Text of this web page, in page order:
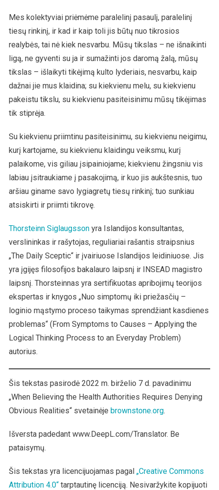
Mes kolektyviai priėmėme paralelinį pasaulį, paralelinį
tiesų rinkinį, ir kad ir kaip toli jis būtų nuo tikrosios
realybės, tai nė kiek nesvarbu. Mūsų tikslas – ne išnaikinti
ligą, ne gyventi su ja ir sumažinti jos daromą žalą, mūsų
tikslas – išlaikyti tikėjimą kulto lyderiais, nesvarbu, kaip
dažnai jie mus klaidina; su kiekvienu melu, su kiekvienu
pakeistu tikslu, su kiekvienu pasiteisinimu mūsų tikėjimas
tik stiprėja.
Su kiekvienu priimtinu pasiteisinimu, su kiekvienu neigimu,
kurį kartojame, su kiekvienu klaidingu veiksmu, kurį
palaikome, vis giliau įsipainiojame; kiekvienu žingsniu vis
labiau įsitraukiame į pasakojimą, ir kuo jis aukštesnis, tuo
aršiau giname savo lygiagretų tiesų rinkinį; tuo sunkiau
atsiskirti ir priimti tikrovę.
Thorsteinn Siglaugssonyra Islandijos konsultantas,
verslininkas ir rašytojas, reguliariai rašantis straipsnius
„The Daily Sceptic“ ir įvairiuose Islandijos leidiniuose. Jis
yra įgijęs filosofijos bakalauro laipsnį ir INSEAD magistro
laipsnį. Thorsteinnas yra sertifikuotas apribojimų teorijos
ekspertas ir knygos „Nuo simptomų iki priežasčių –
loginio mąstymo proceso taikymas sprendžiant kasdienes
problemas“ (From Symptoms to Causes – Applying the
Logical Thinking Process to an Everyday Problem)
autorius.
Šis tekstas pasirodė 2022 m. birželio 7 d. pavadinimu
„When Believing the Health Authorities Requires Denying
Obvious Realities“ svetainėje brownstone.org.
Išversta padedant www.DeepL.com/Translator. Be
pataisymų.
Šis tekstas yra licencijuojamas pagal „Creative Commons
Attribution 4.0“tarptautinę licenciją. Nesivaržykite kopijuoti